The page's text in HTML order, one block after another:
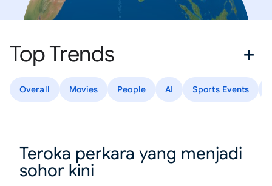
Top Trends
Overall Movies People AI Sports Events
Teroka perkara yang menjadi
sohor kini